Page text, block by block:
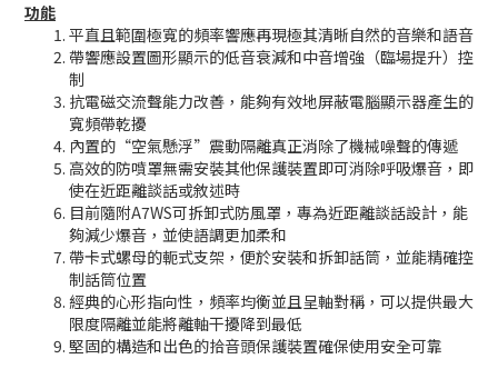
功能
平直且範圍極寬的頻率響應再現極其清晰自然的音樂和語音
帶響應設置圖形顯示的低音衰減和中音增強（臨場提升）控
制
抗電磁交流聲能力改善，能夠有效地屏蔽電腦顯示器產生的
寬頻帶乾擾
內置的“空氣懸浮”震動隔離真正消除了機械噪聲的傳遞
高效的防噴罩無需安裝其他保護裝置即可消除呼吸爆音，即
使在近距離談話或敘述時
目前隨附A7WS可拆卸式防風罩，專為近距離談話設計，能
夠減少爆音，並使語調更加柔和
帶卡式螺母的軛式支架，便於安裝和拆卸話筒，並能精確控
制話筒位置
經典的心形指向性，頻率均衡並且呈軸對稱，可以提供最大
限度隔離並能將離軸干擾降到最低
堅固的構造和出色的拾音頭保護裝置確保使用安全可靠